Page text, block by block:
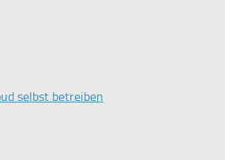
selbst betreiben